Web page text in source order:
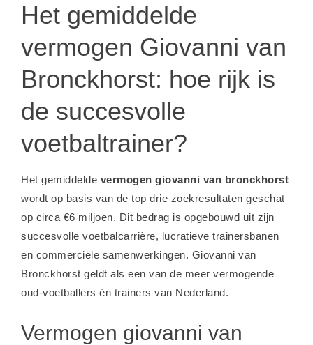
Het gemiddelde
vermogen Giovanni van
Bronckhorst: hoe rijk is
de succesvolle
voetbaltrainer?
Het gemiddelde vermogen giovanni van bronckhorst
wordt op basis van de top drie zoekresultaten geschat
op circa €6 miljoen. Dit bedrag is opgebouwd uit zijn
succesvolle voetbalcarrière, lucratieve trainersbanen
en commerciële samenwerkingen. Giovanni van
Bronckhorst geldt als een van de meer vermogende
oud-voetballers én trainers van Nederland.
Vermogen giovanni van